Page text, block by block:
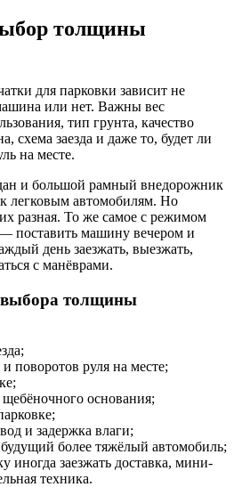
толщины
для парковки зависит не
или нет. Важны вес
тип грунта, качество
схема заезда и даже то, будет ли
на месте.
и большой рамный внедорожник
легковым автомобилям. Но
разная. То же самое с режимом
поставить машину вечером и
день заезжать, выезжать,
с манёврами.
толщины
поворотов руля на месте;
основания;
и задержка влаги;
более тяжёлый автомобиль;
иногда заезжать доставка, мини-
техника.